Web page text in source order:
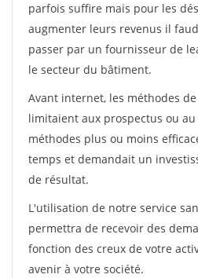
parfois suffire mais pour les
augmenter leurs revenus il
passer par un fournisseur de
le secteur du bâtiment.
Avant internet, les méthodes
limitaient aux prospectus ou
méthodes plus ou moins
temps et demandait un
de résultat.
L'utilisation de notre service
permettra de recevoir des
fonction des creux de votre
avenir à votre société.